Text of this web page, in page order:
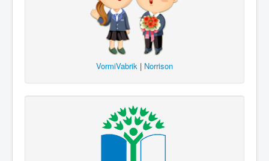
VormiVabrik | Norrison